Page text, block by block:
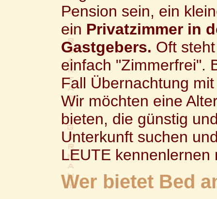
Pension sein, ein
ein Privatzimmer in
Gastgebers. Oft
einfach "Zimmerfrei".
Fall Übernachtung
Wir möchten eine
bieten, die günstig
Unterkunft suchen
LEUTE kennenlernen
Wer bietet Bed